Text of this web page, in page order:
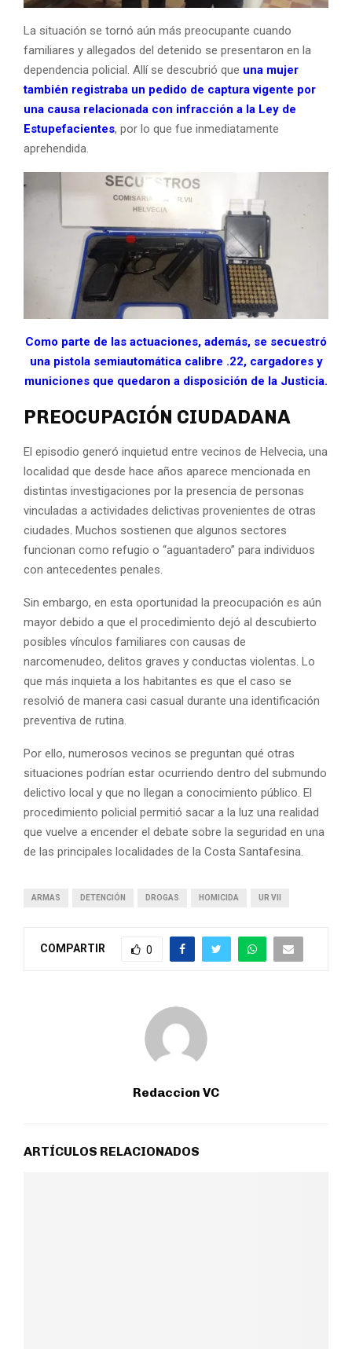
La situación se tornó aún más preocupante cuando
familiares y allegados del detenido se presentaron en la
dependencia policial. Allí se descubrió que una mujer
también registraba un pedido de captura vigente por
una causa relacionada con infracción a la Ley de
Estupefacientes, por lo que fue inmediatamente
aprehendida.
Como parte de las actuaciones, además, se secuestró
una pistola semiautomática calibre .22, cargadores y
municiones que quedaron a disposición de la Justicia.
PREOCUPACIÓN CIUDADANA
El episodio generó inquietud entre vecinos de Helvecia, una
localidad que desde hace años aparece mencionada en
distintas investigaciones por la presencia de personas
vinculadas a actividades delictivas provenientes de otras
ciudades. Muchos sostienen que algunos sectores
funcionan como refugio o “aguantadero” para individuos
con antecedentes penales.
Sin embargo, en esta oportunidad la preocupación es aún
mayor debido a que el procedimiento dejó al descubierto
posibles vínculos familiares con causas de
narcomenudeo, delitos graves y conductas violentas. Lo
que más inquieta a los habitantes es que el caso se
resolvió de manera casi casual durante una identificación
preventiva de rutina.
Por ello, numerosos vecinos se preguntan qué otras
situaciones podrían estar ocurriendo dentro del submundo
delictivo local y que no llegan a conocimiento público. El
procedimiento policial permitió sacar a la luz una realidad
que vuelve a encender el debate sobre la seguridad en una
de las principales localidades de la Costa Santafesina.
ARMAS DETENCIÓN DROGAS HOMICIDA UR VII
COMPARTIR 0
Redaccion VC
ARTÍCULOS RELACIONADOS